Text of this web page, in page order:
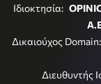
Ιδιοκτησία:
Δικαιούχος Domain:
Διευθυντής